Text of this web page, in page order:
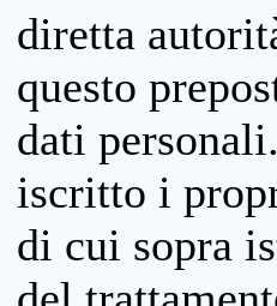
diretta
questo
dati
iscritto i
di cui sopra